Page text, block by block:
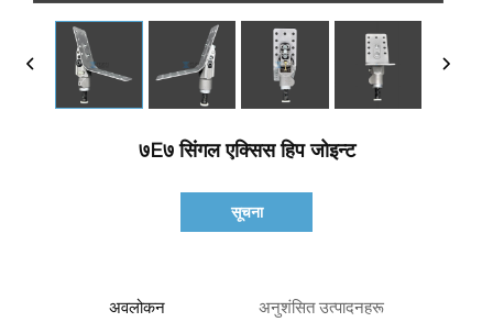
७E७ सिंगल एक्सिस हिप जोइन्ट
सूचना
अवलोकन अनुशंसित उत्पादनहरू